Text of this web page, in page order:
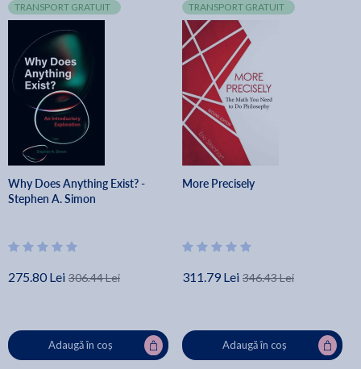
TRANSPORT GRATUIT
Why Does Anything Exist? -
Stephen A. Simon
275.80 Lei 306.44 Lei
Adaugă în coș
TRANSPORT GRATUIT
More Precisely
311.79 Lei 346.43 Lei
Adaugă în coș